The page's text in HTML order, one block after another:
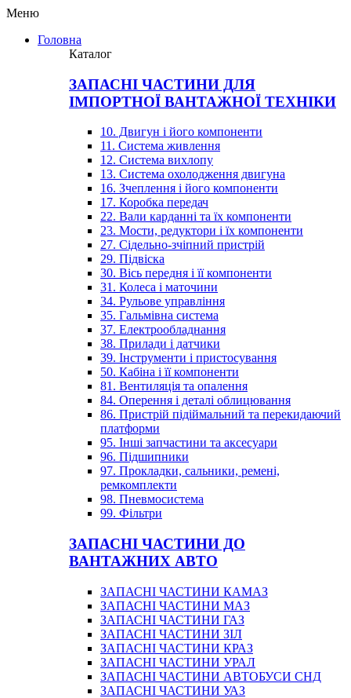
Меню
Головна
Каталог
ЗАПАСНІ ЧАСТИНИ ДЛЯ
ІМПОРТНОЇ ВАНТАЖНОЇ ТЕХНІКИ
10. Двигун і його компоненти
11. Система живлення
12. Система вихлопу
13. Система охолодження двигуна
16. Зчеплення і його компоненти
17. Коробка передач
22. Вали карданні та їх компоненти
23. Мости, редуктори і їх компоненти
27. Сідельно-зчіпний пристрій
29. Підвіска
30. Вісь передня і її компоненти
31. Колеса і маточини
34. Рульове управління
35. Гальмівна система
37. Електрообладнання
38. Прилади і датчики
39. Інструменти і пристосування
50. Кабіна і її компоненти
81. Вентиляція та опалення
84. Оперення і деталі облицювання
86. Пристрій підіймальний та перекидаючий
платформи
95. Інші запчастини та аксесуари
96. Підшипники
97. Прокладки, сальники, ремені,
ремкомплекти
98. Пневмосистема
99. Фільтри
ЗАПАСНІ ЧАСТИНИ ДО
ВАНТАЖНИХ АВТО
ЗАПАСНІ ЧАСТИНИ КАМАЗ
ЗАПАСНІ ЧАСТИНИ МАЗ
ЗАПАСНІ ЧАСТИНИ ГАЗ
ЗАПАСНІ ЧАСТИНИ ЗІЛ
ЗАПАСНІ ЧАСТИНИ КРАЗ
ЗАПАСНІ ЧАСТИНИ УРАЛ
ЗАПАСНІ ЧАСТИНИ АВТОБУСИ СНД
ЗАПАСНІ ЧАСТИНИ УАЗ